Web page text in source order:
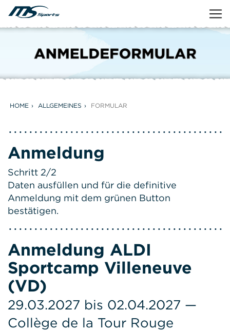
HOME ALLGEMEINES FORMULAR
Anmeldung
Schritt 2/2
Daten ausfüllen und für die definitive
Anmeldung mit dem grünen Button
bestätigen.
Anmeldung ALDI
Sportcamp Villeneuve
(VD)
29.03.2027 bis 02.04.2027 —
Collège de la Tour Rouge